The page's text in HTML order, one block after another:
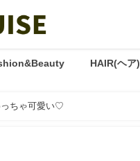
HAIR(ヘア)
っちゃ可愛い♡